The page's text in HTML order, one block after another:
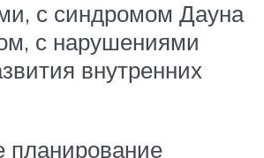
с синдромом Дауна
с нарушениями
внутренних
планирование